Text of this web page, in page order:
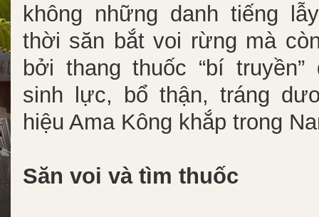
không những danh tiếng
thời săn bắt voi rừng mà
bởi thang thuốc “bí
sinh lực, bổ thận, tráng
hiệu Ama Kông khắp trong
Săn voi và tìm thuốc